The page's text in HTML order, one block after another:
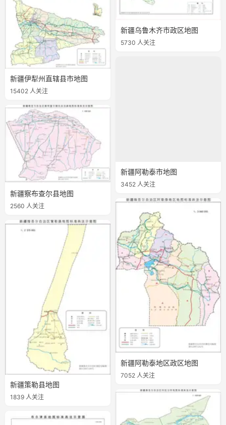
新疆伊犁州直辖县市地图
15402 人关注
新疆察布查尔县地图
2560 人关注
新疆策勒县地图
1839 人关注
新疆乌鲁木齐市政区地图
5730 人关注
新疆阿勒泰市地图
3452 人关注
新疆阿勒泰地区政区地图